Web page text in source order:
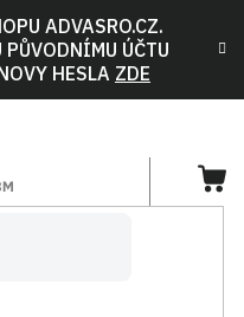
ADVASRO.CZ.
PŮVODNÍMU ÚČTU
HESLA ZDE